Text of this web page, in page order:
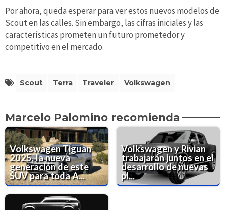
Por ahora, queda esperar para ver estos nuevos modelos de
Scout en las calles. Sin embargo, las cifras iniciales y las
características prometen un futuro prometedor y
competitivo en el mercado.
Scout Terra Traveler Volkswagen
Marcelo Palomino recomienda
Volkswagen Tiguan
2025, la nueva
generación de este
SUV para toda A...
Volkswagen y Rivian
trabajarán juntos en el
desarrollo de nuevas
pl...